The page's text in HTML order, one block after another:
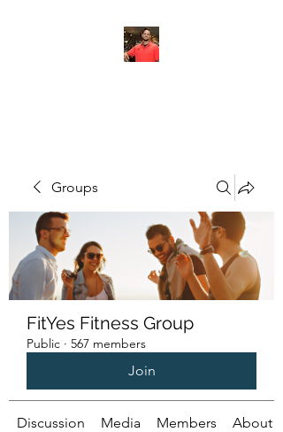
Groups
FitYes Fitness Group
Public · 567 members
Join
Discussion Media Members About